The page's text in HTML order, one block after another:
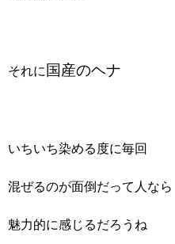
それに 国産のヘナ
いちいち染める度に毎回
混ぜるのが面倒だって人なら
魅力的に感じるだろうね